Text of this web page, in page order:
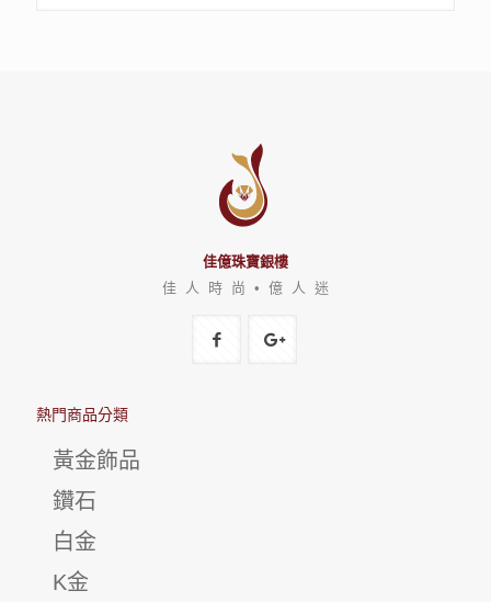
佳億珠寶銀樓
佳 人 時 尚 • 億 人 迷
熱門商品分類
黃金飾品
鑽石
白金
K金